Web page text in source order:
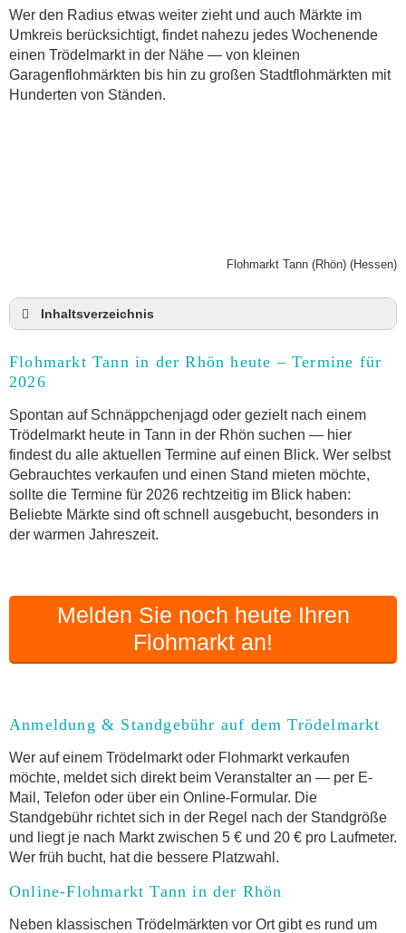
Wer den Radius etwas weiter zieht und auch Märkte im
Umkreis berücksichtigt, findet nahezu jedes Wochenende
einen Trödelmarkt in der Nähe — von kleinen
Garagenflohmärkten bis hin zu großen Stadtflohmärkten mit
Hunderten von Ständen.
Flohmarkt Tann (Rhön) (Hessen)
Inhaltsverzeichnis
2026
Online-Flohmarkt Tann in der Rhön
Welche Trödelmarkt-Typen gibt es?
Aktuelle Flohmarkt-Termine für Tann in der Rhön
und Umgebung
Kleinanzeigen Tann in der Rhön als Alternative
zum Trödelmarkt
Flohmarkt-Termin melden
Flohmarkt Tann in der Rhön heute – Termine für
2026
Spontan auf Schnäppchenjagd oder gezielt nach einem
Trödelmarkt heute in Tann in der Rhön suchen — hier
findest du alle aktuellen Termine auf einen Blick. Wer selbst
Gebrauchtes verkaufen und einen Stand mieten möchte,
sollte die Termine für 2026 rechtzeitig im Blick haben:
Beliebte Märkte sind oft schnell ausgebucht, besonders in
der warmen Jahreszeit.
Melden Sie noch heute Ihren
Flohmarkt an!
Anmeldung & Standgebühr auf dem Trödelmarkt
Wer auf einem Trödelmarkt oder Flohmarkt verkaufen
möchte, meldet sich direkt beim Veranstalter an — per E-
Mail, Telefon oder über ein Online-Formular. Die
Standgebühr richtet sich in der Regel nach der Standgröße
und liegt je nach Markt zwischen 5 € und 20 € pro Laufmeter.
Wer früh bucht, hat die bessere Platzwahl.
Online-Flohmarkt Tann in der Rhön
Neben klassischen Trödelmärkten vor Ort gibt es rund um